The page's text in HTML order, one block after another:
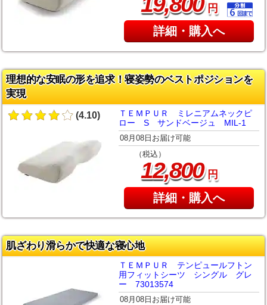
円
詳細・購入へ
理想的な安眠の形を追求！寝姿勢のベストポジションを
実現
(4.10)
ＴＥＭＰＵＲ ミレニアムネックピ
ロー S サンドベージュ MIL-1
08月08日お届け可能
（税込）
12,800円
詳細・購入へ
肌ざわり滑らかで快適な寝心地
ＴＥＭＰＵＲ テンピュールフトン
用フィットシーツ シングル グレ
ー 73013574
08月08日お届け可能